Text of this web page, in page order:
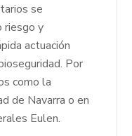
se
riesgo y
actuación
Por
como la
de Navarra o en
Eulen.